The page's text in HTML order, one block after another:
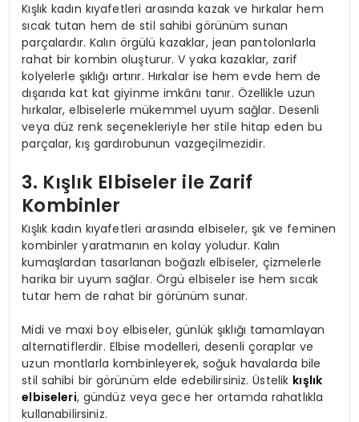
Kışlık kadın kıyafetleri arasında kazak ve hırkalar hem
sıcak tutan hem de stil sahibi görünüm sunan
parçalardır. Kalın örgülü kazaklar, jean pantolonlarla
rahat bir kombin oluşturur. V yaka kazaklar, zarif
kolyelerle şıklığı artırır. Hırkalar ise hem evde hem de
dışarıda kat kat giyinme imkânı tanır. Özellikle uzun
hırkalar, elbiselerle mükemmel uyum sağlar. Desenli
veya düz renk seçenekleriyle her stile hitap eden bu
parçalar, kış gardırobunun vazgeçilmezidir.
3. Kışlık Elbiseler ile Zarif
Kombinler
Kışlık kadın kıyafetleri arasında elbiseler, şık ve feminen
kombinler yaratmanın en kolay yoludur. Kalın
kumaşlardan tasarlanan boğazlı elbiseler, çizmelerle
harika bir uyum sağlar. Örgü elbiseler ise hem sıcak
tutar hem de rahat bir görünüm sunar.
Midi ve maxi boy elbiseler, günlük şıklığı tamamlayan
alternatiflerdir. Elbise modelleri, desenli çoraplar ve
uzun montlarla kombinleyerek, soğuk havalarda bile
stil sahibi bir görünüm elde edebilirsiniz. Üstelik kışlık
elbiseleri, gündüz veya gece her ortamda rahatlıkla
kullanabilirsiniz.